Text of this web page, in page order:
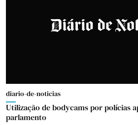
diario-de-noticias
Utilização de bodycams por polícias
parlamento